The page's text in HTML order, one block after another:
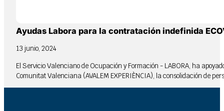
Ayudas Labora para la contratación indefinida
13 junio, 2024
El Servicio Valenciano de Ocupación y Formación - LABORA, ha
Comunitat Valenciana (AVALEM EXPERIÈNCIA), la consolidación de